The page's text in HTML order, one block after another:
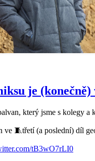
je (konečně)
který jsme s kolegy
ve 🧵třetí (a poslední) díl
tB3wO7rLI0